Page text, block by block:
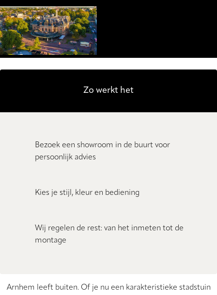
Zo werkt het
Bezoek een showroom in de buurt voor
persoonlijk advies
Kies je stijl, kleur en bediening
Wij regelen de rest: van het inmeten tot de
montage
Arnhem leeft buiten. Of je nu een karakteristieke stadstuin